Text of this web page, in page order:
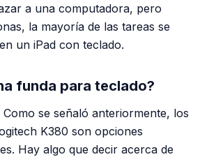
a una computadora, pero
la mayoría de las tareas se
un iPad con teclado.
funda para teclado?
se señaló anteriormente, los
K380 son opciones
Hay algo que decir acerca de